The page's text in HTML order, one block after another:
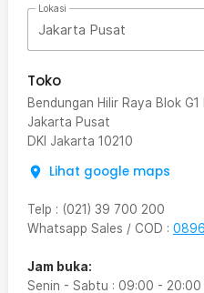
Lokasi
Jakarta Pusat
Toko
Bendungan Hilir Raya Blok G1
Jakarta Pusat
DKI Jakarta 10210
Lihat google maps
Telp : (021) 39 700 200
Whatsapp Sales / COD :
Jam buka:
Senin - Sabtu : 09:00 - 20:00